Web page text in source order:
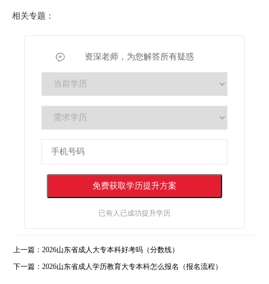
相关专题：
资深老师，为您解答所有疑惑
已有 人已成功提升学历
上一篇： 2026山东省成人大专本科好考吗（分数线）
下一篇： 2026山东省成人学历教育大专本科怎么报名（报名流程）